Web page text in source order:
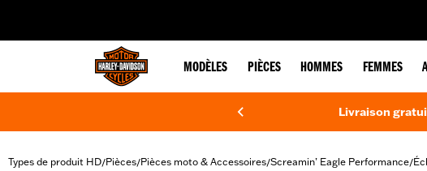
MODÈLES PIÈCES HOMMES FEMMES
Livraison
Types de produit HD/Pièces/Pièces moto & Accessoires/Screamin’ Eagle Performance/